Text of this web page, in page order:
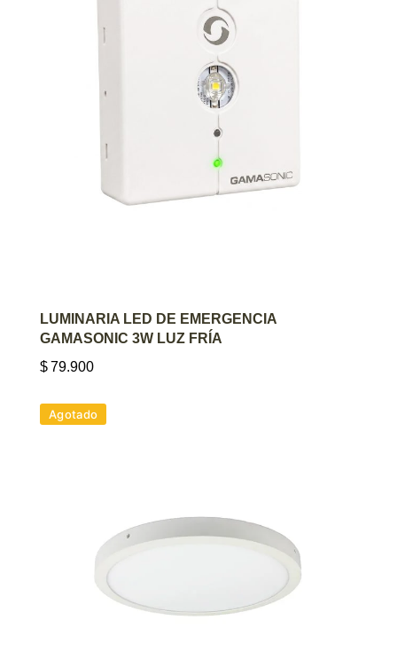
AGREGAR AL CARRITO
LUMINARIA LED DE EMERGENCIA
GAMASONIC 3W LUZ FRÍA
$79.900
Agotado